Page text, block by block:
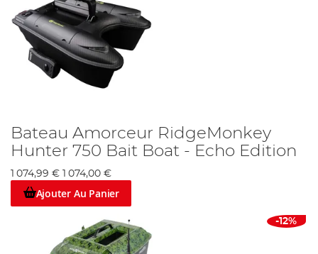
Bateau Amorceur RidgeMonkey
Hunter 750 Bait Boat - Echo Edition
1 074,99 € 1 074,00 €
Ajouter Au Panier
-12%